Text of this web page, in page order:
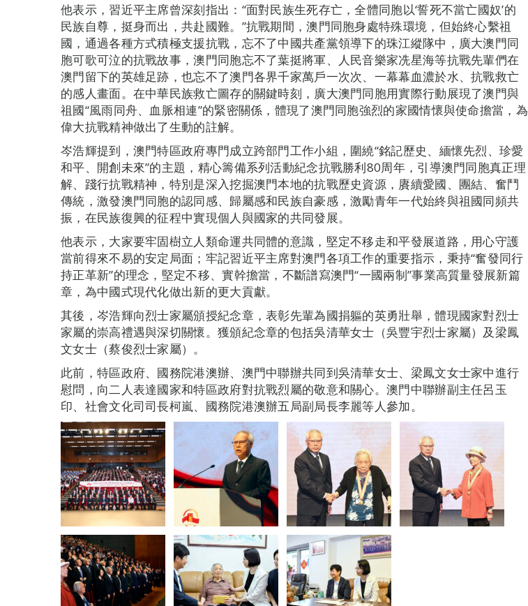
他表示，習近平主席曾深刻指出：“面對民族生死存亡，全體同胞以‘誓死不當亡國奴’的
民族自尊，挺身而出，共赴國難。”抗戰期間，澳門同胞身處特殊環境，但始終心繫祖
國，通過各種方式積極支援抗戰，忘不了中國共產黨領導下的珠江縱隊中，廣大澳門同
胞可歌可泣的抗戰故事，澳門同胞忘不了葉挺將軍、人民音樂家冼星海等抗戰先輩們在
澳門留下的英雄足跡，也忘不了澳門各界千家萬戶一次次、一幕幕血濃於水、抗戰救亡
的感人畫面。在中華民族救亡圖存的關鍵時刻，廣大澳門同胞用實際行動展現了澳門與
祖國“風雨同舟、血脈相連”的緊密關係，體現了澳門同胞強烈的家國情懷與使命擔當，為
偉大抗戰精神做出了生動的註解。
岑浩輝提到，澳門特區政府專門成立跨部門工作小組，圍繞“銘記歷史、緬懷先烈、珍愛
和平、開創未來”的主題，精心籌備系列活動紀念抗戰勝利80周年，引導澳門同胞真正理
解、踐行抗戰精神，特別是深入挖掘澳門本地的抗戰歷史資源，賡續愛國、團結、奮鬥
傳統，激發澳門同胞的認同感、歸屬感和民族自豪感，激勵青年一代始終與祖國同頻共
振，在民族復興的征程中實現個人與國家的共同發展。
他表示，大家要牢固樹立人類命運共同體的意識，堅定不移走和平發展道路，用心守護
當前得來不易的安定局面；牢記習近平主席對澳門各項工作的重要指示，秉持“奮發同行
持正革新”的理念，堅定不移、實幹擔當，不斷譜寫澳門“一國兩制”事業高質量發展新篇
章，為中國式現代化做出新的更大貢獻。
其後，岑浩輝向烈士家屬頒授紀念章，表彰先輩為國捐軀的英勇壯舉，體現國家對烈士
家屬的崇高禮遇與深切關懷。獲頒紀念章的包括吳清華女士（吳豐宇烈士家屬）及梁鳳
文女士（蔡俊烈士家屬）。
此前，特區政府、國務院港澳辦、澳門中聯辦共同到吳清華女士、梁鳳文女士家中進行
慰問，向二人表達國家和特區政府對抗戰烈屬的敬意和關心。澳門中聯辦副主任呂玉
印、社會文化司司長柯嵐、國務院港澳辦五局副局長李麗等人參加。